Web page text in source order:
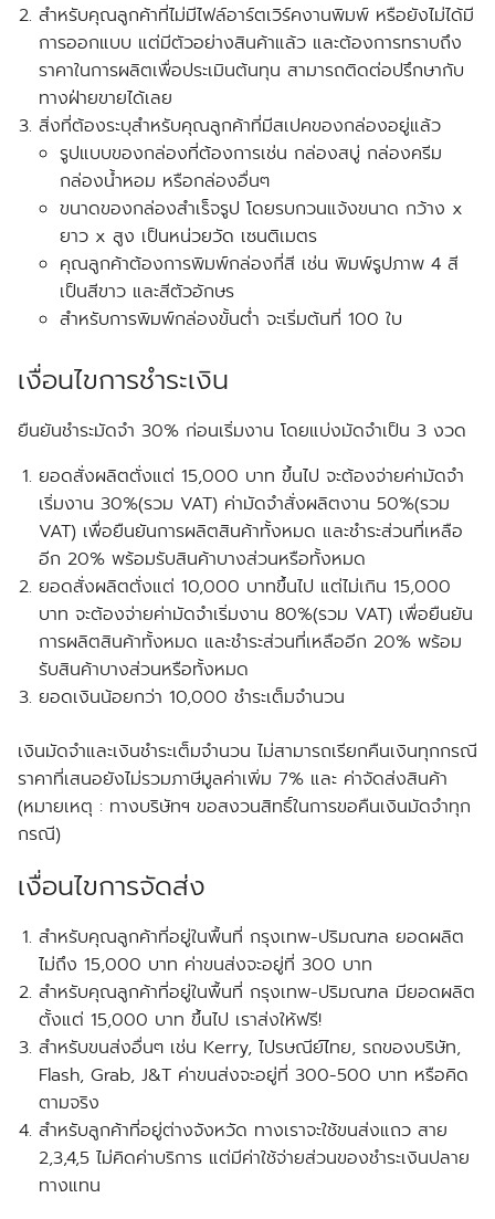
สำหรับคุณลูกค้าที่ไม่มีไฟล์อาร์ตเวิร์คงานพิมพ์ หรือยังไม่ได้มี
การออกแบบ แต่มีตัวอย่างสินค้าแล้ว และต้องการทราบถึง
ราคาในการผลิตเพื่อประเมินต้นทุน สามารถติดต่อปรึกษากับ
ทางฝ่ายขายได้เลย
สิ่งที่ต้องระบุสำหรับคุณลูกค้าที่มีสเปคของกล่องอยู่แล้ว
รูปแบบของกล่องที่ต้องการเช่น กล่องสบู่ กล่องครีม
กล่องน้ำหอม หรือกล่องอื่นๆ
ขนาดของกล่องสำเร็จรูป โดยรบกวนแจ้งขนาด กว้าง x
ยาว x สูง เป็นหน่วยวัด เซนติเมตร
คุณลูกค้าต้องการพิมพ์กล่องกี่สี เช่น พิมพ์รูปภาพ 4 สี
เป็นสีขาว และสีตัวอักษร
สำหรับการพิมพ์กล่องขั้นต่ำ จะเริ่มต้นที่ 100 ใบ
เงื่อนไขการชำระเงิน
ยืนยันชำระมัดจำ 30% ก่อนเริ่มงาน โดยแบ่งมัดจำเป็น 3 งวด
ยอดสั่งผลิตตั่งแต่ 15,000 บาท ขึ้นไป จะต้องจ่ายค่ามัดจำ
เริ่มงาน 30%(รวม VAT) ค่ามัดจำสั่งผลิตงาน 50%(รวม
VAT) เพื่อยืนยันการผลิตสินค้าทั้งหมด และชำระส่วนที่เหลือ
อีก 20% พร้อมรับสินค้าบางส่วนหรือทั้งหมด
ยอดสั่งผลิตตั่งแต่ 10,000 บาทขึ้นไป แต่ไม่เกิน 15,000
บาท จะต้องจ่ายค่ามัดจำเริ่มงาน 80%(รวม VAT) เพื่อยืนยัน
การผลิตสินค้าทั้งหมด และชำระส่วนที่เหลืออีก 20% พร้อม
รับสินค้าบางส่วนหรือทั้งหมด
ยอดเงินน้อยกว่า 10,000 ชำระเต็มจำนวน
เงินมัดจำและเงินชำระเต็มจำนวน ไม่สามารถเรียกคืนเงินทุกกรณี
ราคาที่เสนอยังไม่รวมภาษีมูลค่าเพิ่ม 7% และ ค่าจัดส่งสินค้า
(หมายเหตุ : ทางบริษัทฯ ขอสงวนสิทธิ์ในการขอคืนเงินมัดจำทุก
กรณี)
เงื่อนไขการจัดส่ง
สำหรับคุณลูกค้าที่อยู่ในพื้นที่ กรุงเทพ-ปริมณฑลยอดผลิต
ไม่ถึง 15,000 บาท ค่าขนส่งจะอยู่ที่ 300 บาท
สำหรับคุณลูกค้าที่อยู่ในพื้นที่ กรุงเทพ-ปริมณฑล มียอดผลิต
ตั้งแต่ 15,000 บาท ขึ้นไป เราส่งให้ฟรี!
สำหรับขนส่งอื่นๆ เช่น Kerry, ไปรษณีย์ไทย, รถของบริษัท,
Flash, Grab, J&T ค่าขนส่งจะอยู่ที่ 300-500 บาท หรือคิด
ตามจริง
สำหรับลูกค้าที่อยู่ต่างจังหวัด ทางเราจะใช้ขนส่งแถว สาย
2,3,4,5 ไม่คิดค่าบริการ แต่มีค่าใช้จ่ายส่วนของชำระเงินปลาย
ทางแทน